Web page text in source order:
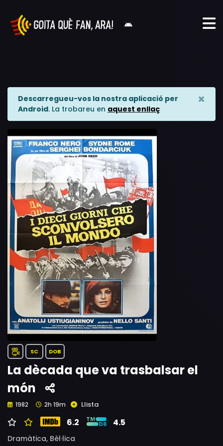
Descarregueu-vos la nostra aplicació per
Android. La trobareu en aquest enllaç
×
SC DOB
La dècada que va trasbalsar el
món
1982 2h 19m Llista
6.2 4.5
Dramàtica, Bèl·lica